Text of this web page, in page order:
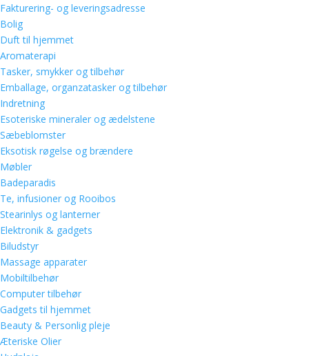
Fakturering- og leveringsadresse
Bolig
Duft til hjemmet
Aromaterapi
Tasker, smykker og tilbehør
Emballage, organzatasker og tilbehør
Indretning
Esoteriske mineraler og ædelstene
Sæbeblomster
Eksotisk røgelse og brændere
Møbler
Badeparadis
Te, infusioner og Rooibos
Stearinlys og lanterner
Elektronik & gadgets
Biludstyr
Massage apparater
Mobiltilbehør
Computer tilbehør
Gadgets til hjemmet
Beauty & Personlig pleje
Æteriske Olier